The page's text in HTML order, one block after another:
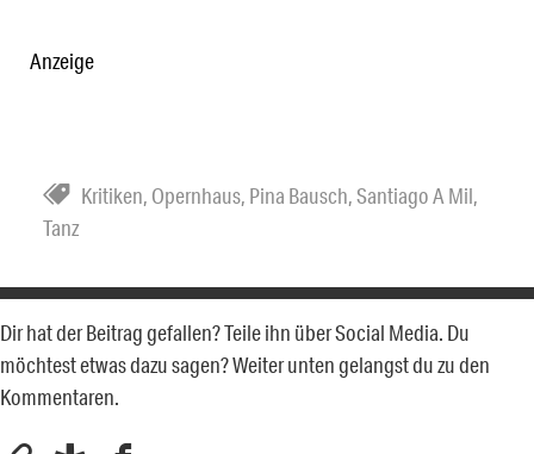
Anzeige
Kritiken, Opernhaus, Pina Bausch,Santiago A Mil,
Tanz
Dir hat der Beitrag gefallen? Teile ihn über Social Media. Du
möchtest etwas dazu sagen? Weiter unten gelangst du zu den
Kommentaren.